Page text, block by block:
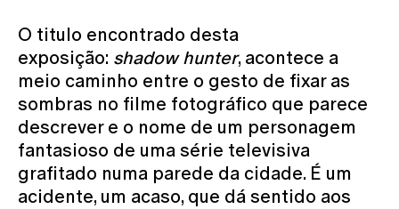
O titulo encontrado desta
exposição: shadow hunter, acontece a
meio caminho entre o gesto de fixar as
sombras no filme fotográfico que parece
descrever e o nome de um personagem
fantasioso de uma série televisiva
grafitado numa parede da cidade. É um
acidente, um acaso, que dá sentido aos